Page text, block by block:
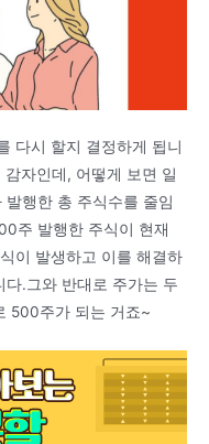
다시 할지 결정하게 됩니
자인데, 어떻게 보면 일
행한 총 주식수를 줄임
주 발행한 주식이 현재
이 발생하고 이를 해결하
.그와 반대로 주가는 두
500주가 되는 거죠~